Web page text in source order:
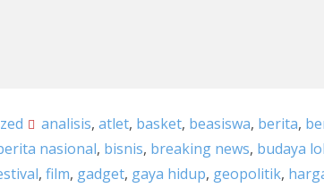
analisis, atlet, basket, beasiswa, berita,
nasional, bisnis, breaking news, budaya
, film, gadget, gaya hidup, geopolitik,